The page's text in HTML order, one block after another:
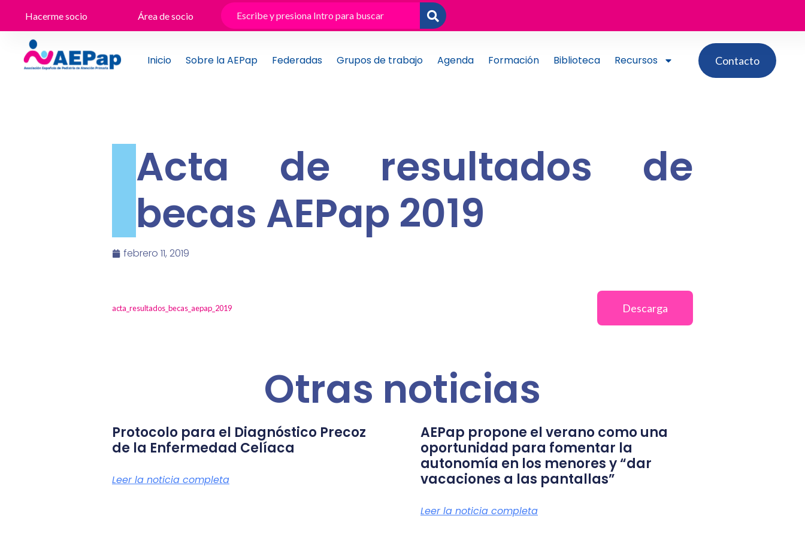
contenido
Hacerme socio Área de socio
Inicio Sobre la AEPap Federadas Grupos de trabajo Agenda Formación Biblioteca Recursos Contacto
Acta de resultados de
becas AEPap 2019
febrero 11, 2019
acta_resultados_becas_aepap_2019 Descarga
Otras noticias
Protocolo para el Diagnóstico Precoz
de la Enfermedad Celíaca
Leer la noticia completa
AEPap propone el verano como una
oportunidad para fomentar la
autonomía en los menores y “dar
vacaciones a las pantallas”
Leer la noticia completa